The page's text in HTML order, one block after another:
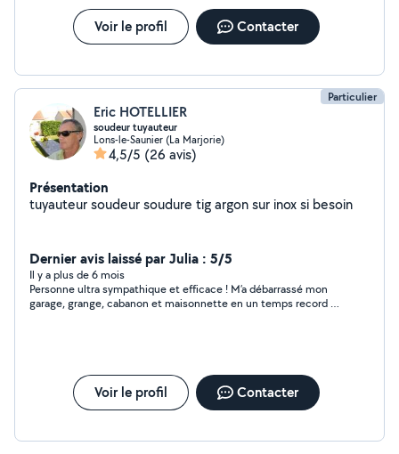
Voir le profil Contacter
Particulier
Eric HOTELLIER
soudeur tuyauteur
Lons-le-Saunier (La Marjorie)
4,5/5 (26 avis)
Présentation
tuyauteur soudeur soudure tig argon sur inox si besoin
Dernier avis laissé par Julia : 5/5
Il y a plus de 6 mois
Personne ultra sympathique et efficace ! M’a débarrassé mon
garage, grange, cabanon et maisonnette en un temps record et
Voir le profil Contacter